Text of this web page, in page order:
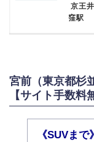
京王
窪駅
宮前（東京都杉
【サイト手数料
《SUVま